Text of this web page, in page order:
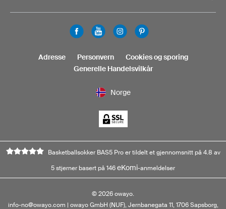
Norge
Adresse Personvern
Cookies og sporing
Generelle Handelsvilkår
Basketballsokker BAS5 Pro er tildelt et gjennomsnitt på 4.8 av
5 stjerner basert på 146 eKomi-anmeldelser
© 2026 owayo.
info-no@owayo.com | owayo GmbH (NUF), Jernbanegata 11, 1706 Sapsborg,